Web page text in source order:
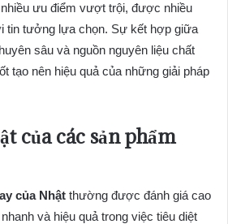
ưu điểm vượt trội, được nhiều
tin tưởng lựa chọn. Sự kết hợp giữa
sâu và nguồn nguyên liệu chất
tạo nên hiệu quả của những giải pháp
của các sản phẩm
của Nhật thường được đánh giá cao
và hiệu quả trong việc tiêu diệt